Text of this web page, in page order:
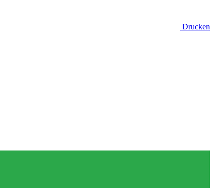
Drucken